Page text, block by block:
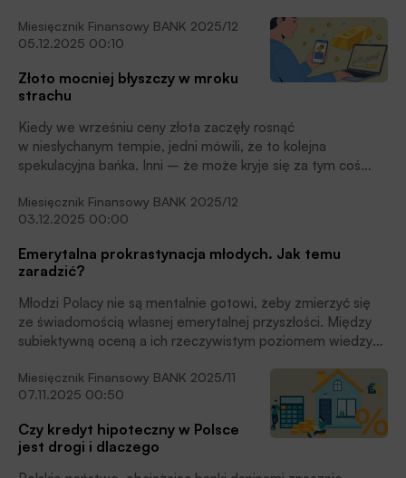
sektora bankowego” odpowiada na pytania, czy banki
uwzględniają skutki zmian klimatu w zarządzaniu ryzykiem,
koncentrują się one na łagodzeniu wpływu swoich portfeli
na zmiany klimatu, lecz adaptacja klientów ma dla nich
mniejsze znaczenie. Za małe.
Miesięcznik Finansowy BANK 2025/12
05.12.2025 00:10
Złoto mocniej błyszczy w mroku
strachu
Kiedy we wrześniu ceny złota zaczęły rosnąć
w niesłychanym tempie, jedni mówili, że to kolejna
spekulacyjna bańka. Inni – że może kryje się za tym coś
złota nastąpił dotąd dwa razy. Za każdym razem wtedy, gdy
globalny system finansowy drżał w posadach. Czy teraz
Miesięcznik Finansowy BANK 2025/12
03.12.2025 00:00
Emerytalna prokrastynacja młodych. Jak temu
zaradzić?
Młodzi Polacy nie są mentalnie gotowi, żeby zmierzyć się
ze świadomością własnej emerytalnej przyszłości. Między
subiektywną oceną a ich rzeczywistym poziomem wiedzy
instrumentów oszczędzania jest wyraźna luka. Z raportu
„Oszczędzanie i inwestowanie na cele emerytalne oczami
młodego pokolenia” wynika, że dotychczasowe wysiłki
edukacyjne trafiają w próżnię. Trzeba zmienić narrację.
Miesięcznik Finansowy BANK 2025/11
07.11.2025 00:50
Czy kredyt hipoteczny w Polsce
jest drogi i dlaczego